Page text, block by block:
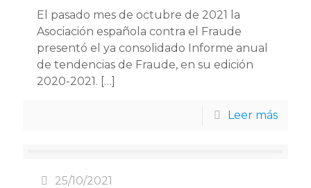
El pasado mes de octubre de 2021 la
Asociación española contra el Fraude
presentó el ya consolidado Informe anual
de tendencias de Fraude, en su edición
2020-2021. […]
Leer más
25/10/2021